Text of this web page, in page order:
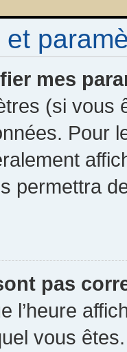
mes
(si vous
Pour
permettra
pas
l’heure
vous